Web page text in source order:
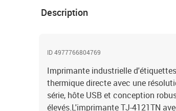
Description
ID 4977766804769
Imprimante industrielle
thermique directe avec une
série, hôte USB et conception
élevés.L'imprimante TJ-4121TN